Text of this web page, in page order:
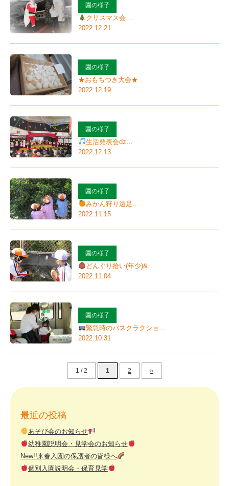
ニ
幼
園
茨
木
園の様子
クリスマス会…
2022.12.21
園の様子
★おもちつき大会★
2022.12.19
園の様子
生活発表会ǳ…
2022.12.13
園の様子
みかん狩り遠足…
2022.11.15
園の様子
どんぐり拾い(年少)&…
2022.11.04
園の様子
緊急時のバスクラクショ…
2022.10.31
1 / 2 1 2 »
最近の投稿
あそび会のお知らせ
幼稚園説明会・見学会のお知らせ
New!!来春入園の保護者の皆様へ
個別入園説明会・保育見学